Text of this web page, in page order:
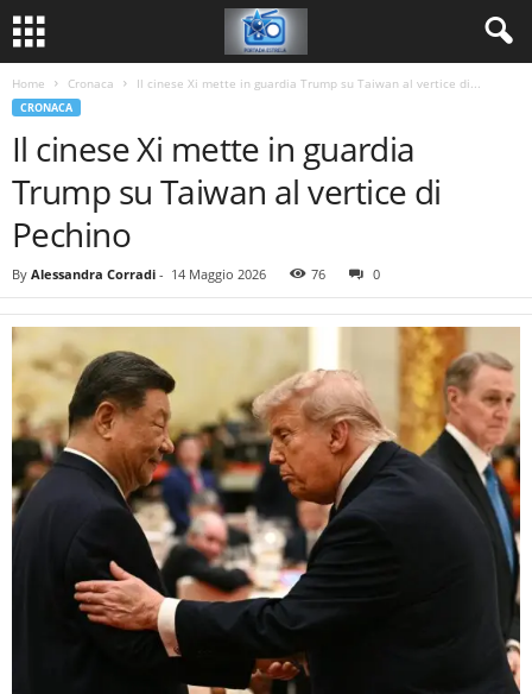
Home Cronaca Il cinese Xi mette in guardia Trump su Taiwan al vertice di...
CRONACA
Il cinese Xi mette in guardia
Trump su Taiwan al vertice di
Pechino
By Alessandra Corradi - 14 Maggio 2026 76 0